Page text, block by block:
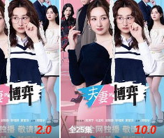
2.0 全25集 10.0